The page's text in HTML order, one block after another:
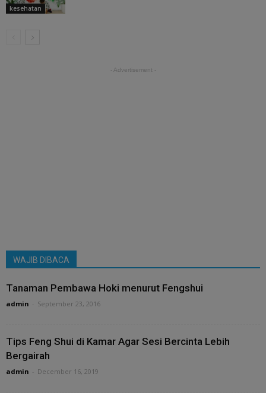
kesehatan
- Advertisement -
WAJIB DIBACA
Tanaman Pembawa Hoki menurut Fengshui
admin September 23, 2016
Tips Feng Shui di Kamar Agar Sesi Bercinta Lebih
Bergairah
admin December 16, 2019